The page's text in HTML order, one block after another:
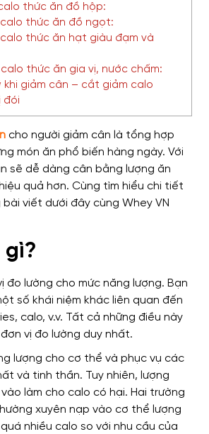
calo thức ăn đồ hộp:
calo thức ăn đồ ngọt:
calo thức ăn hạt giàu đạm và
calo thức ăn gia vị, nước chấm:
khi giảm cân – cắt giảm calo
đói
cho người giảm cân là tổng hợp
món ăn phổ biến hàng ngày. Với
sẽ dễ dàng cân bằng lượng ăn
quả hơn. Cùng tìm hiểu chi tiết
viết dưới đây cùng Whey VN
gì?
đo lường cho mức năng lượng. Bạn
số khái niệm khác liên quan đến
calo, v.v. Tất cả những điều này
vị đo lường duy nhất.
lượng cho cơ thể và phục vụ các
và tinh thần. Tuy nhiên, lượng
làm cho calo có hại. Hai trường
xuyên nạp vào cơ thể lượng
nhiều calo so với nhu cầu của